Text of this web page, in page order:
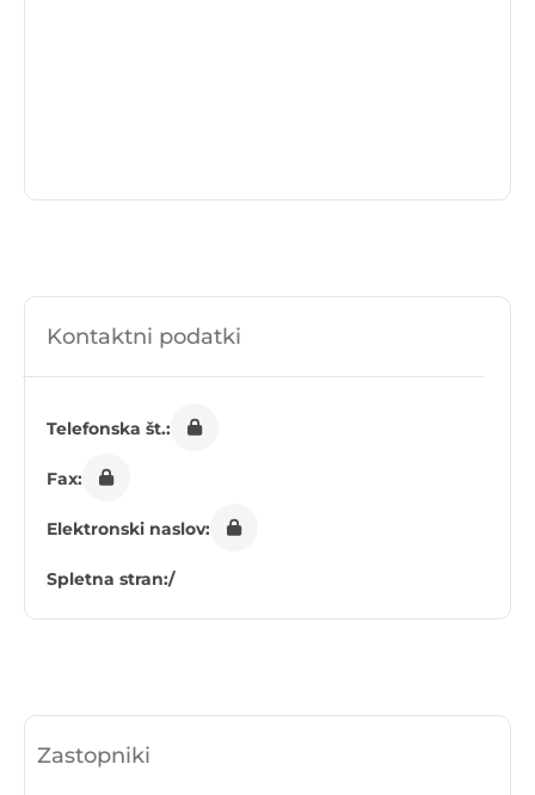
Kontaktni podatki
Telefonska št.:
Fax:
Elektronski naslov:
Spletna stran:/
Zastopniki